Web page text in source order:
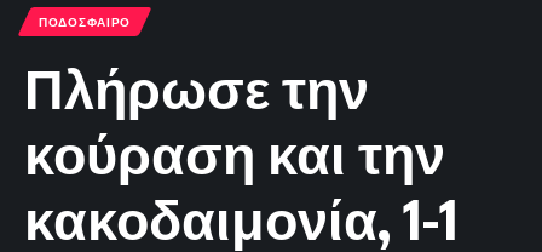
ΠΟΔΟΣΦΑΙΡΟ
Πλήρωσε την
κούραση και την
κακοδαιμονία, 1-1